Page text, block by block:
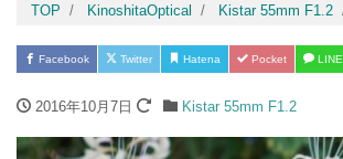
TOP KinoshitaOptical Kistar 55mm F1.2
Facebook Twitter Hatena Pocket LINE
2016年10月7日 Kistar 55mm F1.2